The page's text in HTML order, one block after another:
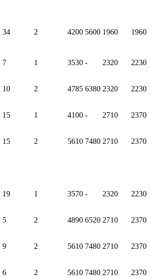
34 2 4200 5600 1960 1960
7 1 3530 - 2320 2230
10 2 4785 6380 2320 2230
15 1 4100 - 2710 2370
15 2 5610 7480 2710 2370
19 1 3570 - 2320 2230
5 2 4890 6520 2710 2370
9 2 5610 7480 2710 2370
6 2 5610 7480 2710 2370